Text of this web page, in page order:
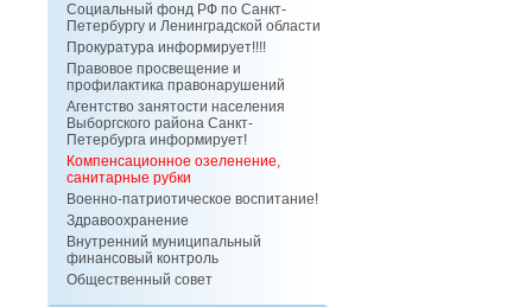
Социальный фонд РФ по Санкт-
Петербургу и Ленинградской области
Прокуратура информирует!!!!
Правовое просвещение и
профилактика правонарушений
Агентство занятости населения
Выборгского района Санкт-
Петербурга информирует!
Компенсационное озеленение,
санитарные рубки
Военно-патриотическое воспитание!
Здравоохранение
Внутренний муниципальный
финансовый контроль
Общественный совет